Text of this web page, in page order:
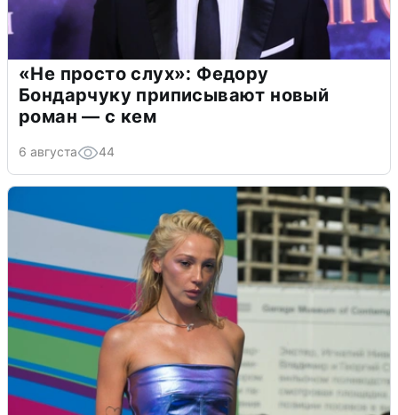
«Не просто слух»: Федору
Бондарчуку приписывают новый
роман — с кем
6 августа 44